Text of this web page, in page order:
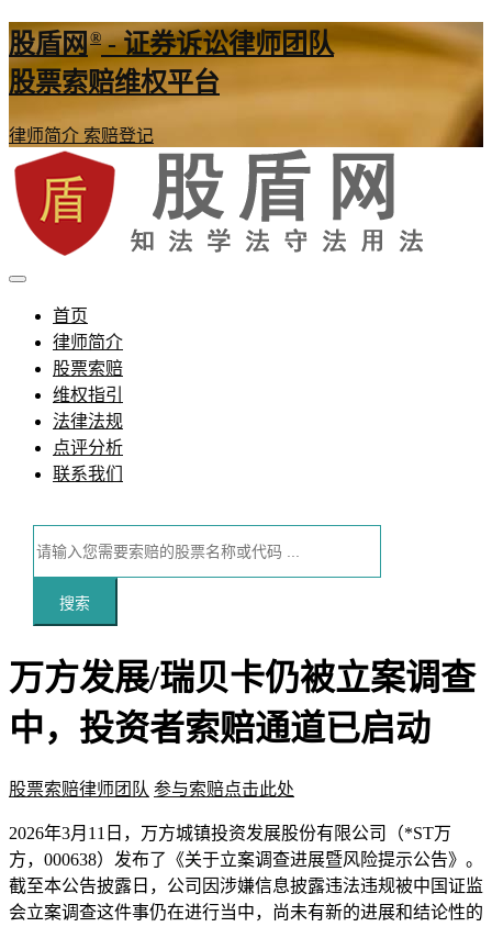
股盾网®- 证券诉讼律师团队
股票索赔维权平台
律师简介 索赔登记
股盾网
证券股票维权网
首页
律师简介
股票索赔
维权指引
法律法规
点评分析
联系我们
搜索
万方发展/瑞贝卡仍被立案调查
中，投资者索赔通道已启动
股票索赔律师团队 参与索赔点击此处
2026年3月11日，万方城镇投资发展股份有限公司（*ST万
方，000638）发布了《关于立案调查进展暨风险提示公告》。
截至本公告披露日，公司因涉嫌信息披露违法违规被中国证监
会立案调查这件事仍在进行当中，尚未有新的进展和结论性的